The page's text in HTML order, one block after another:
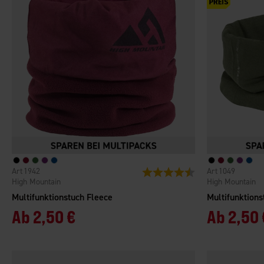
Multifunktionstuch Fleece
High Mountain
1942
Ab2,50 €
Bewertung: 4.1 von 5 Sternen
High Mountain
1049
Ab2,50